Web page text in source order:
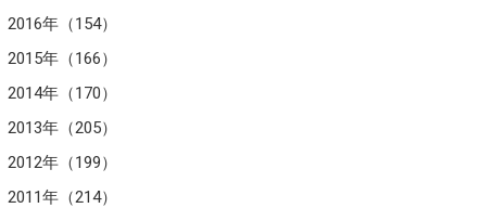
2016年（154）
2015年（166）
2014年（170）
2013年（205）
2012年（199）
2011年（214）